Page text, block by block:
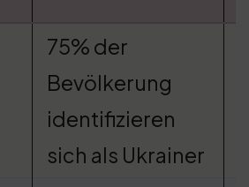
75% der
Bevölkerung
identifizieren
sich als Ukrainer